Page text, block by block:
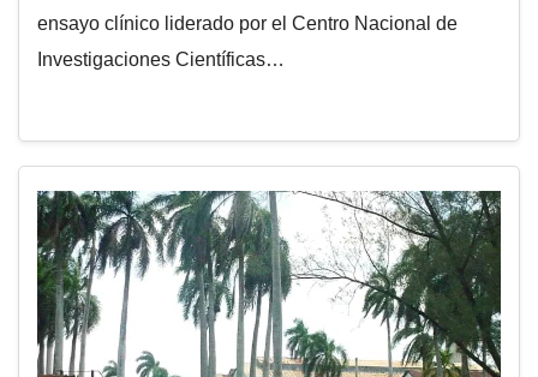
ensayo clínico liderado por el Centro Nacional de
Investigaciones Científicas…